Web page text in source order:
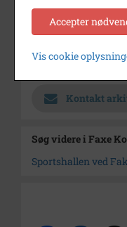
Type
Kontakt
Søg videre i Faxe
Sportshallen ved
Accepter
Vis cookie